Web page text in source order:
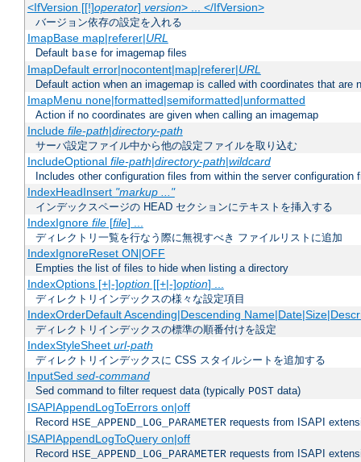
<IfVersion [[!]operator] version> ... </IfVersion>
バージョン依存の設定を入れる
ImapBase map|referer|URL
Default base for imagemap files
ImapDefault error|nocontent|map|referer|URL
Default action when an imagemap is called with coordinates that are
ImapMenu none|formatted|semiformatted|unformatted
Action if no coordinates are given when calling an imagemap
Include file-path|directory-path
サーバ設定ファイル中から他の設定ファイルを取り込む
IncludeOptional file-path|directory-path|wildcard
Includes other configuration files from within the server configuration
IndexHeadInsert "markup ..."
インデックスページの HEAD セクションにテキストを挿入する
IndexIgnore file[file] ...
ディレクトリ一覧を行なう際に無視すべき ファイルリストに追加
IndexIgnoreReset ON|OFF
Empties the list of files to hide when listing a directory
IndexOptions [+|-]option[[+|-]option] ...
ディレクトリインデックスの様々な設定項目
IndexOrderDefault Ascending|Descending
ディレクトリインデックスの標準の順番付けを設定
IndexStyleSheet url-path
ディレクトリインデックスに CSS スタイルシートを追加する
InputSed sed-command
Sed command to filter request data (typically POST data)
ISAPIAppendLogToErrors on|off
Record HSE_APPEND_LOG_PARAMETER requests from ISAPI
ISAPIAppendLogToQuery on|off
Record HSE_APPEND_LOG_PARAMETER requests from ISAPI